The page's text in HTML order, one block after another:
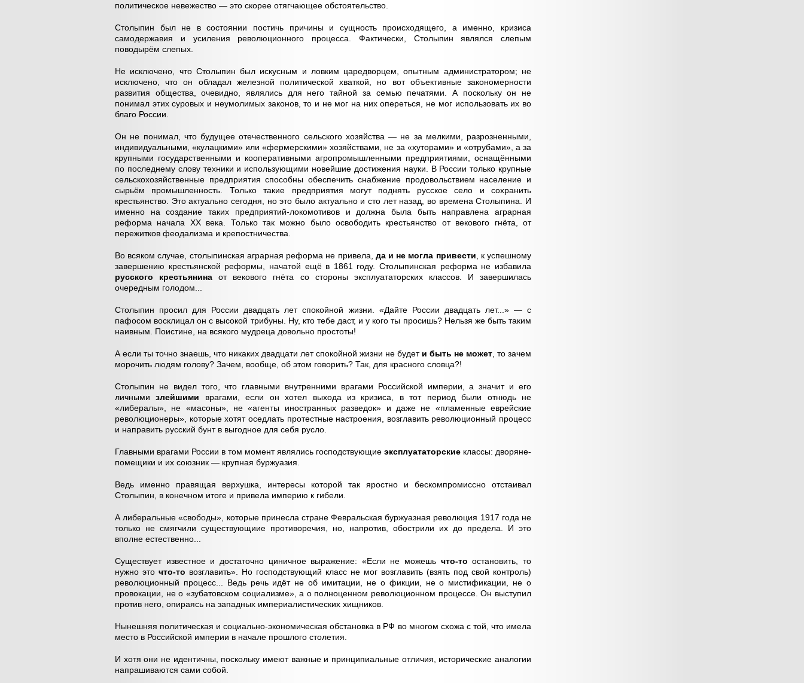
политическое невежество — это скорее отягчающее обстоятельство.
Столыпин был не в состоянии постичь причины и сущность происходящего, а именно, кризиса
самодержавия и усиления революционного процесса. Фактически, Столыпин являлся слепым
поводырём слепых.
Не исключено, что Столыпин был искусным и ловким царедворцем, опытным администратором; не
исключено, что он обладал железной политической хваткой, но вот объективные закономерности
развития общества, очевидно, являлись для него тайной за семью печатями. А поскольку он не
понимал этих суровых и неумолимых законов, то и не мог на них опереться, не мог использовать их во
благо России.
Он не понимал, что будущее отечественного сельского хозяйства — не за мелкими, разрозненными,
индивидуальными, «кулацкими» или «фермерскими» хозяйствами, не за «хуторами» и «отрубами», а за
крупными государственными и кооперативными агропромышленными предприятиями, оснащёнными
по последнему слову техники и использующими новейшие достижения науки. В России только крупные
сельскохозяйственные предприятия способны обеспечить снабжение продовольствием население и
сырьём промышленность. Только такие предприятия могут поднять русское село и сохранить
крестьянство. Это актуально сегодня, но это было актуально и сто лет назад, во времена Столыпина. И
именно на создание таких предприятий-локомотивов и должна была быть направлена аграрная
реформа начала ХХ века. Только так можно было освободить крестьянство от векового гнёта, от
пережитков феодализма и крепостничества.
Во всяком случае, столыпинская аграрная реформа не привела, да и не могла привести , к успешному
завершению крестьянской реформы, начатой ещё в 1861 году. Столыпинская реформа не избавила
русского крестьянина от векового гнёта со стороны эксплуататорских классов. И завершилась
очередным голодом...
Столыпин просил для России двадцать лет спокойной жизни. «Дайте России двадцать лет...» — с
пафосом восклицал он с высокой трибуны. Ну, кто тебе даст, и у кого ты просишь? Нельзя же быть таким
наивным. Поистине, на всякого мудреца довольно простоты!
А если ты точно знаешь, что никаких двадцати лет спокойной жизни не будет и быть не может , то зачем
морочить людям голову? Зачем, вообще, об этом говорить? Так, для красного словца?!
Столыпин не видел того, что главными внутренними врагами Российской империи, а значит и его
личнымизлейшими врагами, если он хотел выхода из кризиса, в тот период были отнюдь не
«либералы», не «масоны», не «агенты иностранных разведок» и даже не «пламенные еврейские
революционеры», которые хотят оседлать протестные настроения, возглавить революционный процесс
и направить русский бунт в выгодное для себя русло.
Главными врагами России в том момент являлись господствующие эксплуататорские классы: дворяне-
помещики и их союзник — крупная буржуазия.
Ведь именно правящая верхушка, интересы которой так яростно и бескомпромиссно отстаивал
Столыпин, в конечном итоге и привела империю к гибели.
А либеральные «свободы», которые принесла стране Февральская буржуазная революция 1917 года не
только не смягчили существующиие противоречия, но, напротив, обострили их до предела. И это
вполне естественно...
Существует известное и достаточно циничное выражение: «Если не можешь что-то остановить, то
нужно это что-то возглавить». Но господствующий класс не мог возглавить (взять под свой контроль)
революционный процесс... Ведь речь идёт не об имитации, не о фикции, не о мистификации, не о
провокации, не о «зубатовском социализме», а о полноценном революционном процессе. Он выступил
против него, опираясь на западных империалистических хищников.
Нынешняя политическая и социально-экономическая обстановка в РФ во многом схожа с той, что имела
место в Российской империи в начале прошлого столетия.
И хотя они не идентичны, поскольку имеют важные и принципиальные отличия, исторические аналогии
напрашиваются сами собой.